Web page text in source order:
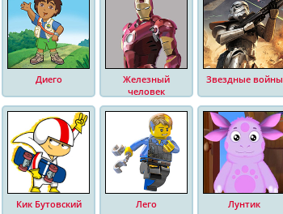
Диего
Железный
человек
Звездные войны
Кик Бутовский Лего Лунтик